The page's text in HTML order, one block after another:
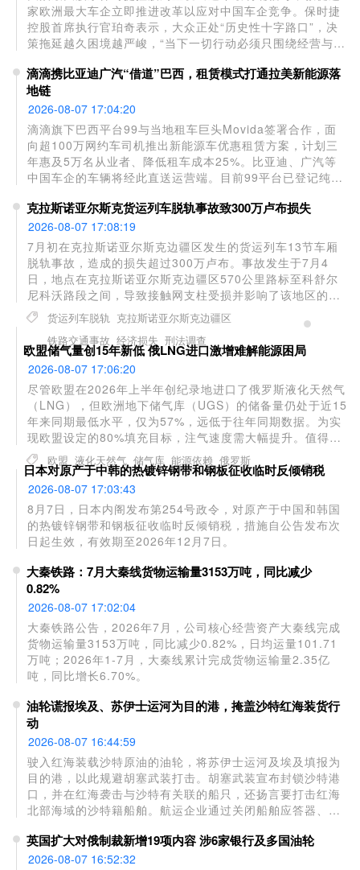
家欧洲最大车企立即推进改革以应对中国车企竞争。保时捷
控股首席执行官珀奇表示，大众正处“历史性十字路口”，决
策拖延越久困境越严峻，“当下一切行动必须只围绕经营与经
系89年来最大规模重组。业绩承压直接诱因包括关税负担
——今年美国关税预计带来40亿欧元成本，以及中国市场销
量大幅下滑，上半年在华销量同比下降25.9%。
滴滴携比亚迪广汽“借道”巴西，租赁模式打通拉美新能源落
地链
2026-08-07 17:04:20
滴滴旗下巴西平台99与当地租车巨头Movida签署合作，面
向超100万网约车司机推出新能源车优惠租赁方案，计划三
年惠及5万名从业者、降低租车成本25%。比亚迪、广汽等
中国车企的车辆将经此直送运营端。目前99平台已登记纯电
万辆新能源车上平台。滴滴正以“出行平台+本地租赁+中国车
厂+充电生态”四角绑定，将国内绿色出行模式复制拉美，为
新能源车企解决海外规模化落地的核心难题。
克拉斯诺亚尔斯克货运列车脱轨事故致300万卢布损失
2026-08-07 17:08:19
7月初在克拉斯诺亚尔斯克边疆区发生的货运列车13节车厢
脱轨事故，造成的损失超过300万卢布。事故发生于7月4
日，地点在克拉斯诺亚尔斯克边疆区570公里路标至科舒尔
尼科沃路段之间，导致接触网支柱受损并影响了该地区的列
车运行。调查显示，事故造成铁轨上部结构和13节脱轨车厢
损坏，运输公司因此蒙受经济损失。目前相关部门已根据
《俄罗斯联邦刑法典》第263条第1款立案调查，指控涉及因
过失违反铁路交通安全运营规定并导致重大损失。
货运列车脱轨 克拉斯诺亚尔斯克边疆区
铁路交通事故 经济损失 刑法调查
欧盟储气量创15年新低 俄LNG进口激增难解能源困局
2026-08-07 17:06:20
尽管欧盟在2026年上半年创纪录地进口了俄罗斯液化天然气
（LNG），但欧洲地下储气库（UGS）的储备量仍处于近15
年来同期最低水平，仅为57%，远低于往年同期数据。为实
现欧盟设定的80%填充目标，注气速度需大幅提升。值得注
意的是，欧盟今年对俄管道气和LNG的进口量分别同比增长
7%和11%，俄气仍占欧盟消费量的12%。法国、比利时和西
班牙是主要进口国，其中比利时7月进口的LNG全部来自俄
罗斯。
欧盟 液化天然气 储气库 能源依赖 俄罗斯
日本对原产于中韩的热镀锌钢带和钢板征收临时反倾销税
2026-08-07 17:03:43
8月7日，日本内阁发布第254号政令，对原产于中国和韩国
的热镀锌钢带和钢板征收临时反倾销税，措施自公告发布次
日起生效，有效期至2026年12月7日。
大秦铁路：7月大秦线货物运输量3153万吨，同比减少
0.82%
2026-08-07 17:02:04
大秦铁路公告，2026年7月，公司核心经营资产大秦线完成
货物运输量3153万吨，同比减少0.82%，日均运量101.71
万吨；2026年1-7月，大秦线累计完成货物运输量2.35亿
吨，同比增长6.70%。
油轮谎报埃及、苏伊士运河为目的港，掩盖沙特红海装货行
动
2026-08-07 16:44:59
驶入红海装载沙特原油的油轮，将苏伊士运河及埃及填报为
目的港，以此规避胡塞武装打击。胡塞武装宣布封锁沙特港
口，并在红海袭击与沙特有关联的船只，还扬言要打击红海
北部海域的沙特籍船舶。航运企业通过关闭船舶应答器、填
图。该港口配备储罐与管线，服务途经苏伊士运河的航运。
英国扩大对俄制裁新增19项内容 涉6家银行及多国油轮
2026-08-07 16:52:32